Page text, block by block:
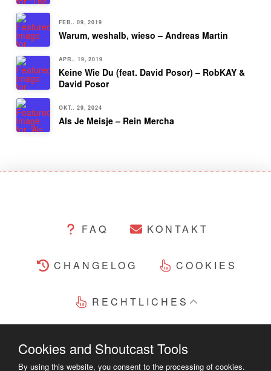
FEB.. 09, 2019
Warum, weshalb, wieso – Andreas Martin
APR.. 19, 2019
Keine Wie Du (feat. David Posor) – RobKAY &
David Posor
OKT.. 29, 2024
Als Je Meisje – Rein Mercha
FAQ KONTAKT
CHANGELOG COOKIES
RECHTLICHES
Cookies and Shoutcast Tools
By using this website, you consent to the processing of cookies.